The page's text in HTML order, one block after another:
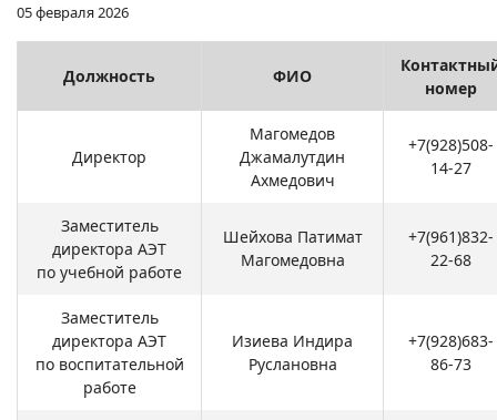
05 февраля 2026
Должность ФИО
номер
Директор
Магомедов
Джамалутдин
Ахмедович
+7(928)508-
14-27
Заместитель
директора АЭТ
по учебной работе
Шейхова Патимат
Магомедовна
+7(961)832-
22-68
Заместитель
директора АЭТ
по воспитательной
работе
Изиева Индира
Руслановна
+7(928)683-
86-73